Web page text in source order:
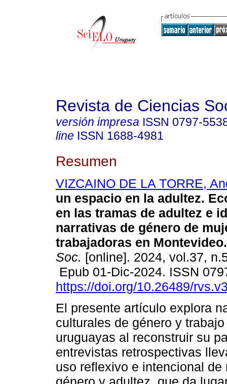
Revista de Ciencias
versión impresa ISSN 0797-
line ISSN 1688-4981
Resumen
VIZCAINO DE LA TORRE,
un espacio en la adultez.
en las tramas de adultez e
narrativas de género de
trabajadoras en Montevideo.
Soc. [online]. 2024, vol.37,
Epub 01-Dic-2024. ISSN
https://doi.org/10.26489/
El presente artículo explora
culturales de género y
uruguayas al reconstruir su
entrevistas retrospectivas
uso reflexivo e intencional